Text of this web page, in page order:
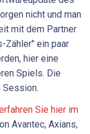
nicht und man
mit dem Partner
Zähler" ein paar
hier eine
Spiels. Die
Session.
Sie hier im
Avantec, Axians,